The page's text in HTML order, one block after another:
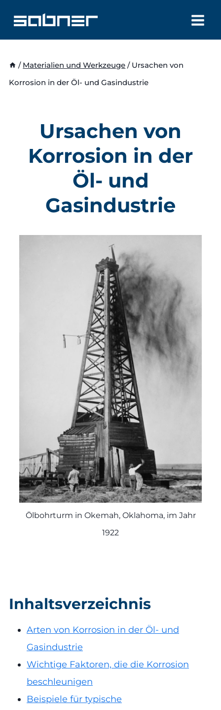
Inhalt
springen
/ Materialien und Werkzeuge / Ursachen von
Korrosion in der Öl- und Gasindustrie
Ursachen von
Korrosion in der
Öl- und
Gasindustrie
Ölbohrturm in Okemah, Oklahoma, im Jahr
1922
Inhaltsverzeichnis
Arten von Korrosion in der Öl- und
Gasindustrie
Wichtige Faktoren, die die Korrosion
beschleunigen
Beispiele für typische